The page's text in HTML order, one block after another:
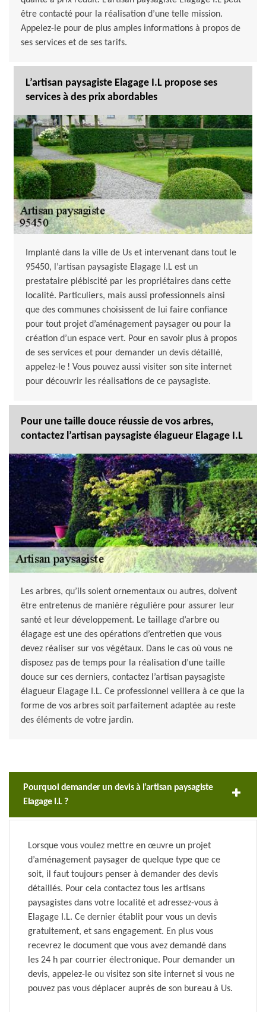
être contacté pour la réalisation d’une telle mission.
Appelez-le pour de plus amples informations à propos de
ses services et de ses tarifs.
L’artisan paysagiste Elagage I.L propose ses
services à des prix abordables
Implanté dans la ville de Us et intervenant dans tout le
95450, l’artisan paysagiste Elagage I.L est un
prestataire plébiscité par les propriétaires dans cette
localité. Particuliers, mais aussi professionnels ainsi
que des communes choisissent de lui faire confiance
pour tout projet d’aménagement paysager ou pour la
création d’un espace vert. Pour en savoir plus à propos
de ses services et pour demander un devis détaillé,
appelez-le ! Vous pouvez aussi visiter son site internet
pour découvrir les réalisations de ce paysagiste.
Pour une taille douce réussie de vos arbres,
contactez l’artisan paysagiste élagueur Elagage I.L
Les arbres, qu’ils soient ornementaux ou autres, doivent
être entretenus de manière régulière pour assurer leur
santé et leur développement. Le taillage d’arbre ou
élagage est une des opérations d’entretien que vous
devez réaliser sur vos végétaux. Dans le cas où vous ne
disposez pas de temps pour la réalisation d’une taille
douce sur ces derniers, contactez l’artisan paysagiste
élagueur Elagage I.L. Ce professionnel veillera à ce que la
forme de vos arbres soit parfaitement adaptée au reste
des éléments de votre jardin.
Pourquoi demander un devis à l’artisan paysagiste
Elagage I.L ?
Lorsque vous voulez mettre en œuvre un projet
d’aménagement paysager de quelque type que ce
soit, il faut toujours penser à demander des devis
détaillés. Pour cela contactez tous les artisans
paysagistes dans votre localité et adressez-vous à
Elagage I.L. Ce dernier établit pour vous un devis
gratuitement, et sans engagement. En plus vous
recevrez le document que vous avez demandé dans
les 24 h par courrier électronique. Pour demander un
devis, appelez-le ou visitez son site internet si vous ne
pouvez pas vous déplacer auprès de son bureau à Us.